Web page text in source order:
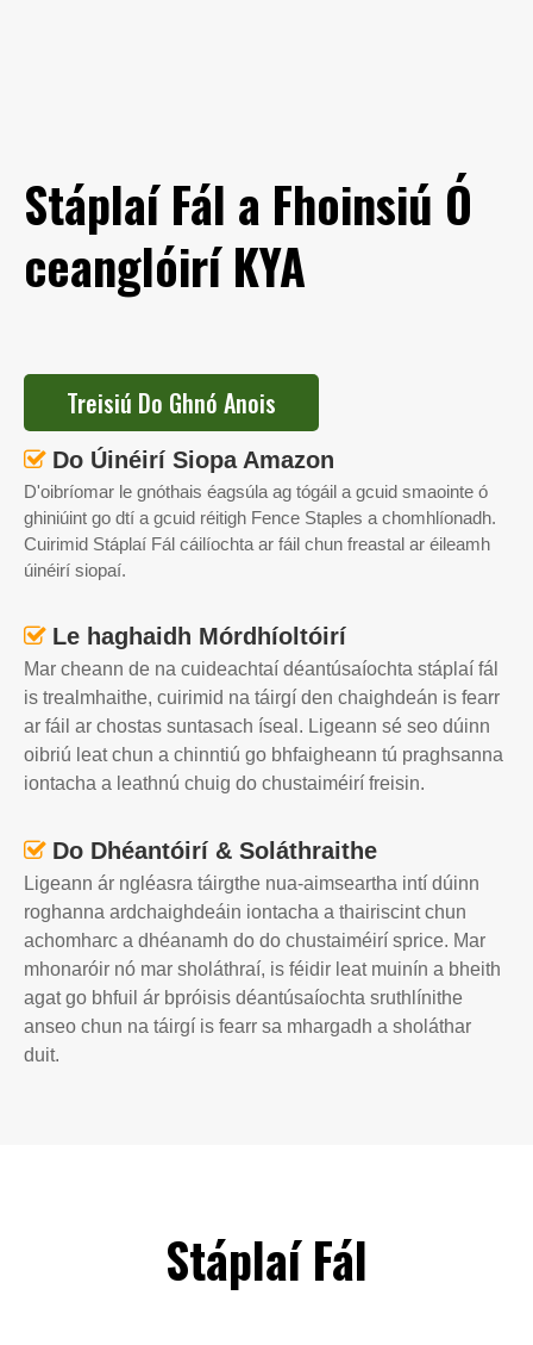
Stáplaí Fál a Fhoinsiú Ó
ceanglóirí KYA
Treisiú Do Ghnó Anois
 Do Úinéirí Siopa Amazon
D'oibríomar le gnóthais éagsúla ag tógáil a gcuid smaointe ó
ghiniúint go dtí a gcuid réitigh Fence Staples a chomhlíonadh.
Cuirimid Stáplaí Fál cáilíochta ar fáil chun freastal ar éileamh
úinéirí siopaí.
 Le haghaidh Mórdhíoltóirí
Mar cheann de na cuideachtaí déantúsaíochta stáplaí fál
is trealmhaithe, cuirimid na táirgí den chaighdeán is fearr
ar fáil ar chostas suntasach íseal. Ligeann sé seo dúinn
oibriú leat chun a chinntiú go bhfaigheann tú praghsanna
iontacha a leathnú chuig do chustaiméirí freisin.
 Do Dhéantóirí & Soláthraithe
Ligeann ár ngléasra táirgthe nua-aimseartha intí dúinn
roghanna ardchaighdeáin iontacha a thairiscint chun
achomharc a dhéanamh do do chustaiméirí sprice. Mar
mhonaróir nó mar sholáthraí, is féidir leat muinín a bheith
agat go bhfuil ár bpróisis déantúsaíochta sruthlínithe
anseo chun na táirgí is fearr sa mhargadh a sholáthar
duit.
Stáplaí Fál